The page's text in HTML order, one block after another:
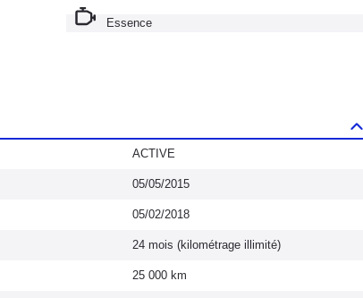
Essence
ACTIVE
05/05/2015
05/02/2018
24 mois (kilométrage illimité)
25 000 km